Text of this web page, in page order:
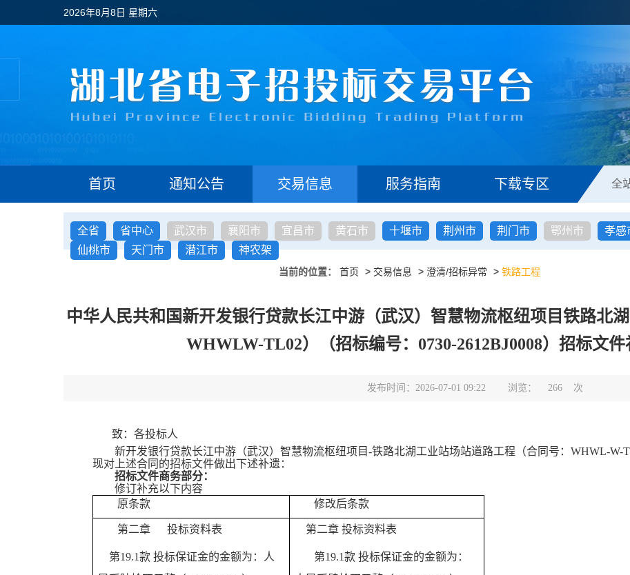
2026年8月8日 星期六
首页 通知公告 交易信息 服务指南 下载专区 全
全省
省中心 武汉市 襄阳市 宜昌市 黄石市 十堰市 荆州市 荆门市 鄂州市 孝感
仙桃市
天门市 潜江市 神农架
当前的位置： 首页 > 交易信息 > 澄清/招标异常 > 铁路工程
中华人民共和国新开发银行贷款长江中游（武汉）智慧物流枢纽项目铁路北
WHWLW-TL02）（招标编号：0730-2612BJ0008）招标文
发布时间：2026-07-01 09:22 浏览： 266 次
致：各投标人
新开发银行贷款长江中游（武汉）智慧物流枢纽项目-铁路北湖工业站场站道路工程（合同号：WHWL-W-
现对上述合同的招标文件做出下述补遗：
招标文件商务部分：
修订补充以下内容
原条款
修改后条款
第二章 投标资料表
第19.1款 投标保证金的金额为：人
第二章投标资料表
第19.1款 投标保证金的金额为：